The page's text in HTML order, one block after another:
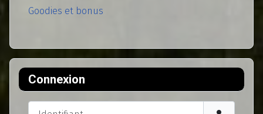
Goodies et bonus
Connexion
Identifiant